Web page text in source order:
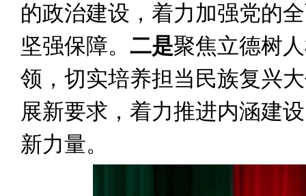
的政治建设，着力加强党的
坚强保障。 二是聚焦立德树
领，切实培养担当民族复兴
展新要求，着力推进内涵建
新力量。